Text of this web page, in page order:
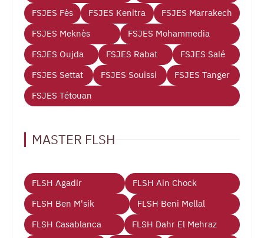
FSJES Fès
FSJES Kenitra
FSJES Marrakech
FSJES Meknès
FSJES Mohammedia
FSJES Oujda
FSJES Rabat
FSJES Salé
FSJES Settat
FSJES Souissi
FSJES Tanger
FSJES Tétouan
MASTER FLSH
FLSH Agadir
FLSH Ain Chock
FLSH Ben M'sik
FLSH Beni Mellal
FLSH Casablanca
FLSH Dahr El Mehraz